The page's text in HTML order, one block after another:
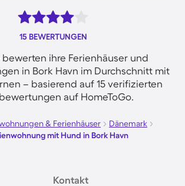
15 BEWERTUNGEN
bewerten ihre Ferienhäuser und
in Bork Havn im Durchschnitt mit
– basierend auf 15 verifizierten
auf HomeToGo.
& Ferienhäuser
Dänemark
mit Hund in Bork Havn
Kontakt